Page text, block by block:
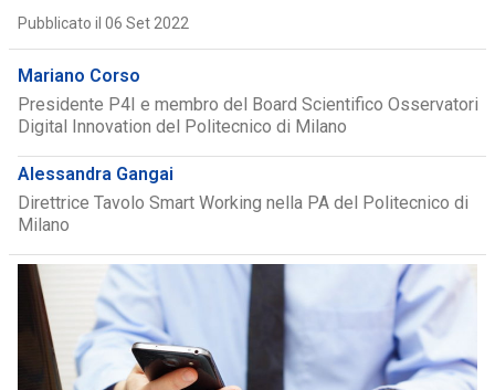
Pubblicato il 06 Set 2022
Mariano Corso
Presidente P4I e membro del Board Scientifico Osservatori
Digital Innovation del Politecnico di Milano
Alessandra Gangai
Direttrice Tavolo Smart Working nella PA del Politecnico di
Milano